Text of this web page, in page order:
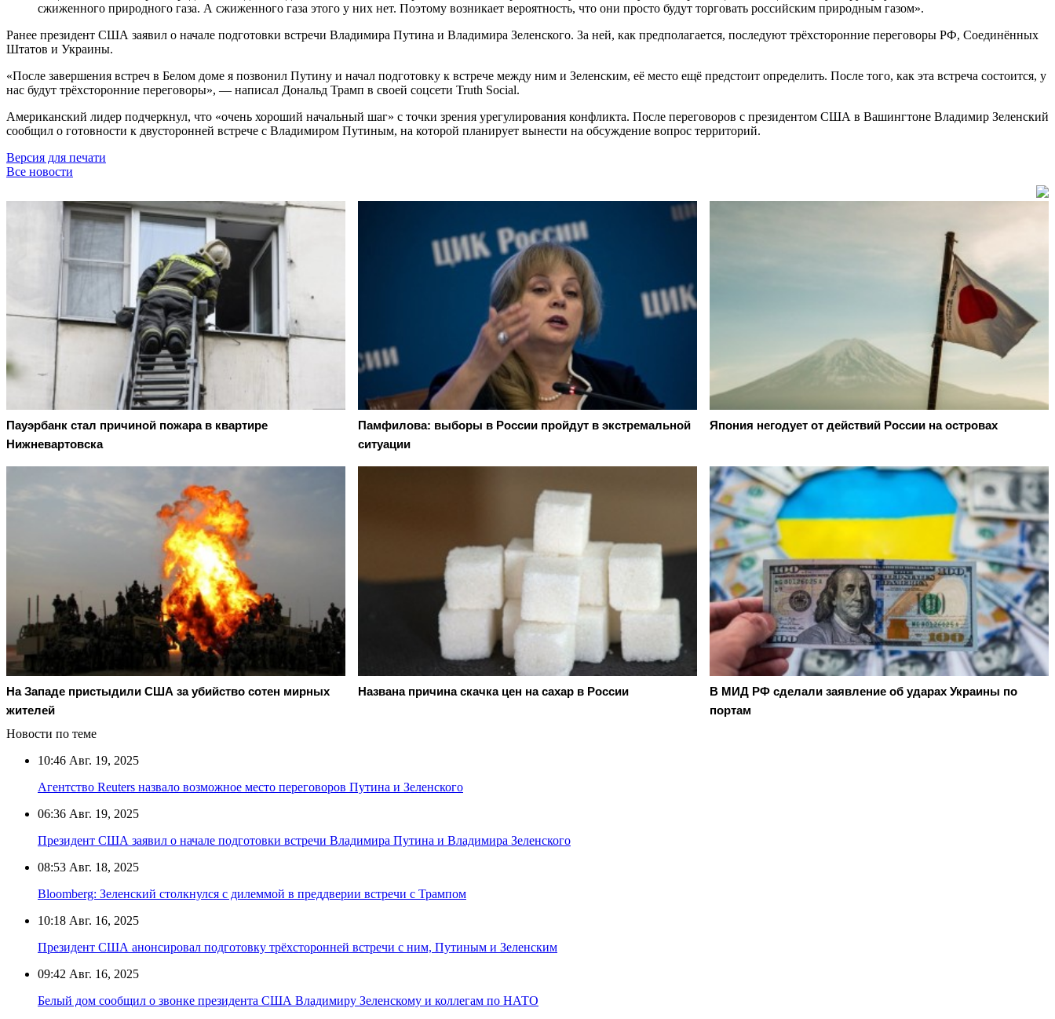
сжиженного природного газа. А сжиженного газа этого у них нет. Поэтому возникает вероятность, что они просто будут торговать российским природным газом».
Ранее президент США заявил о начале подготовки встречи Владимира Путина и Владимира Зеленского. За ней, как предполагается, последуют трёхсторонние переговоры РФ, Соединённых
Штатов и Украины.
«После завершения встреч в Белом доме я позвонил Путину и начал подготовку к встрече между ним и Зеленским, её место ещё предстоит определить. После того, как эта встреча состоится, у
нас будут трёхсторонние переговоры», — написал Дональд Трамп в своей соцсети Truth Social.
Американский лидер подчеркнул, что «очень хороший начальный шаг» с точки зрения урегулирования конфликта. После переговоров с президентом США в Вашингтоне Владимир Зеленский
сообщил о готовности к двусторонней встрече с Владимиром Путиным, на которой планирует вынести на обсуждение вопрос территорий.
Версия для печати
Все новости
Пауэрбанк стал причиной пожара в квартире
Нижневартовска
Памфилова: выборы в России пройдут в экстремальной
ситуации
Япония негодует от действий России на островах
На Западе пристыдили США за убийство сотен мирных
жителей
Названа причина скачка цен на сахар в России
В МИД РФ сделали заявление об ударах Украины по
портам
Новости по теме
10:46 Авг. 19, 2025
Агентство Reuters назвало возможное место переговоров Путина и Зеленского
06:36 Авг. 19, 2025
Президент США заявил о начале подготовки встречи Владимира Путина и Владимира Зеленского
08:53 Авг. 18, 2025
Bloomberg: Зеленский столкнулся с дилеммой в преддверии встречи с Трампом
10:18 Авг. 16, 2025
Президент США анонсировал подготовку трёхсторонней встречи с ним, Путиным и Зеленским
09:42 Авг. 16, 2025
Белый дом сообщил о звонке президента США Владимиру Зеленскому и коллегам по НАТО